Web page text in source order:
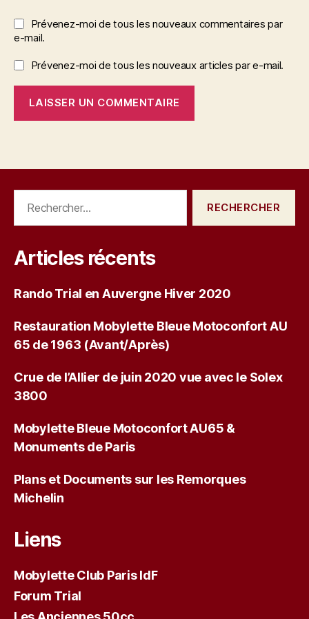
Prévenez-moi de tous les nouveaux commentaires par
e-mail.
Prévenez-moi de tous les nouveaux articles par e-mail.
Articles récents
Rando Trial en Auvergne Hiver 2020
Restauration Mobylette Bleue Motoconfort AU
65 de 1963 (Avant/Après)
Crue de l’Allier de juin 2020 vue avec le Solex
3800
Mobylette Bleue Motoconfort AU65 &
Monuments de Paris
Plans et Documents sur les Remorques
Michelin
Liens
Mobylette Club Paris IdF
Forum Trial